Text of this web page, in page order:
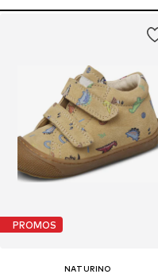
PROMOS
NATURINO